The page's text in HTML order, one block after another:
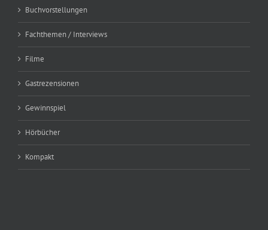
Buchvorstellungen
Fachthemen / Interviews
Filme
Gastrezensionen
Gewinnspiel
Hörbücher
Kompakt